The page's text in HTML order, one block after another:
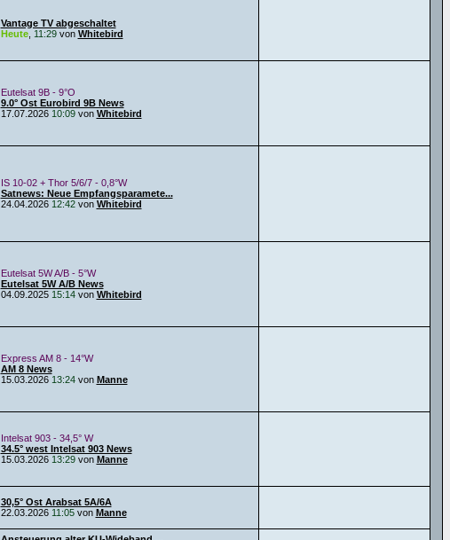
Vantage TV abgeschaltet
Heute, 11:29von Whitebird
Eutelsat 9B - 9°O
9.0° Ost Eurobird 9B News
17.07.2026 10:09von Whitebird
IS 10-02 + Thor 5/6/7 - 0,8°W
Satnews: Neue Empfangsparamete...
24.04.2026 12:42von Whitebird
Eutelsat 5W A/B - 5°W
Eutelsat 5W A/B News
04.09.2025 15:14von Whitebird
Express AM 8 - 14°W
AM 8 News
15.03.2026 13:24von Manne
Intelsat 903 - 34,5° W
34.5° west Intelsat 903 News
15.03.2026 13:29von Manne
30,5° Ost Arabsat 5A/6A
22.03.2026 11:05von Manne